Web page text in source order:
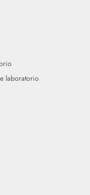
laboratorio